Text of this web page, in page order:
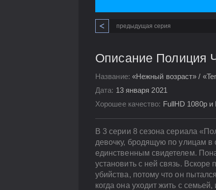
предыдущая серия
Описание Полиция
Название: «Нежный возраст» /
Дата: 13 января 2021
Хорошее качество: FullHD 1080p и
В 3 серии 8 сезона сериала
девочку, бродящую по улицам в
единственным свидетелем.
установить с ней связь. Вскоре
убийства, потому что он
когда она уходит жить с